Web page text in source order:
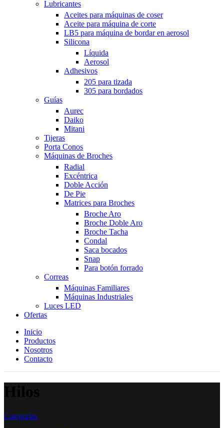
Lubricantes
Aceites para máquinas de coser
Aceite para máquina de corte
LB5 para máquina de bordar en aerosol
Silicona
Líquida
Aerosol
Adhesivos
205 para tizada
305 para bordados
Guías
Aurec
Daiko
Mitani
Tijeras
Porta Conos
Máquinas de Broches
Radial
Excéntrica
Doble Acción
De Pie
Matrices para Broches
Broche Aro
Broche Doble Aro
Broche Tacha
Condal
Saca bocados
Snap
Para botón forrado
Correas
Máquinas Familiares
Máquinas Industriales
Luces LED
Ofertas
Inicio
Productos
Nosotros
Contacto
Categorías